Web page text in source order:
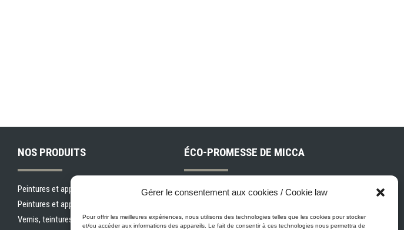
Gérer le consentement aux cookies / Cookie law
Pour offrir les meilleures expériences, nous utilisons des technologies telles que les cookies pour stocker
et/ou accéder aux informations des appareils. Le fait de consentir à ces technologies nous permettra de
NOS PRODUITS
Peintures et apprêts d’intérieur
Peintures et apprêts d’extérieur
Vernis, teintures et scellants pour bois
ÉCO-PROMESSE DE MICCA
Peinture Micca se conforme, voire
relatives à la protection de